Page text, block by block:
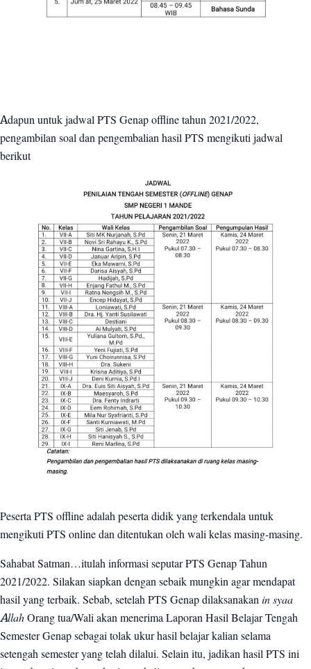
Adapun untuk jadwal PTS Genap offline tahun 2021/2022,
pengambilan soal dan pengembalian hasil PTS mengikuti jadwal
berikut
Peserta PTS offline adalah peserta didik yang terkendala untuk
mengikuti PTS online dan ditentukan oleh wali kelas masing-masing.
Sahabat Satman…itulah informasi seputar PTS Genap Tahun
2021/2022. Silakan siapkan dengan sebaik mungkin agar mendapat
hasil yang terbaik. Sebab, setelah PTS Genap dilaksanakan in syaa
Allah Orang tua/Wali akan menerima Laporan Hasil Belajar Tengah
Semester Genap sebagai tolak ukur hasil belajar kalian selama
setengah semester yang telah dilalui. Selain itu, jadikan hasil PTS ini